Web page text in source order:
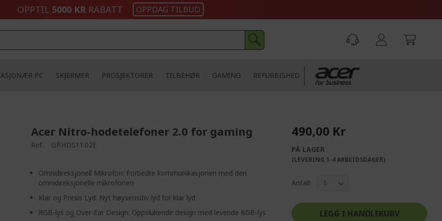
OPPTIL 5000 KR RABATT OPPDAG TILBUD
PC SKJERMER PROSJEKTORER TILBEHØR GAMING REFURBISHED
Acer Nitro-hodetelefoner 2.0 for gaming
Ref. GP.HDS11.02E
Omnidireksjonell Mikrofon: Forbedre kommunikasjonen med den
omnidireksjonelle mikrofonen
Klar og Presis Lyd: Nyt høysensitiv lyd for klar lyd
RGB-lys og Over-Ear Design: Oppslukende design med levende RGB-lys
490,00 Kr
PÅ LAGER
(LEVERING 1-4 ARBEIDSDAGER)
Antall:
LEGG I HANDLEKURV